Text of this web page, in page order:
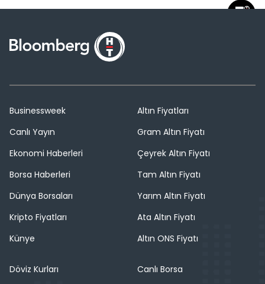
Businessweek
Canlı Yayın
Ekonomi Haberleri
Borsa Haberleri
Dünya Borsaları
Kripto Fiyatları
Künye
Altın Fiyatları
Gram Altın Fiyatı
Çeyrek Altın Fiyatı
Tam Altın Fiyatı
Yarım Altın Fiyatı
Ata Altın Fiyatı
Altın ONS Fiyatı
Döviz Kurları
Canlı Borsa